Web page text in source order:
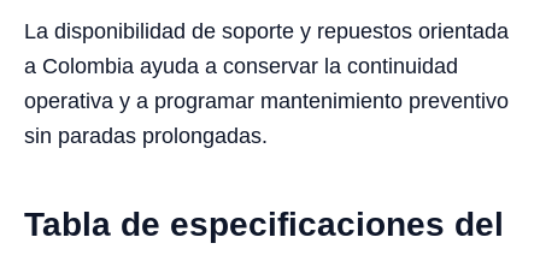
La disponibilidad de soporte y repuestos orientada
a Colombia ayuda a conservar la continuidad
operativa y a programar mantenimiento preventivo
sin paradas prolongadas.
Tabla de especificaciones del